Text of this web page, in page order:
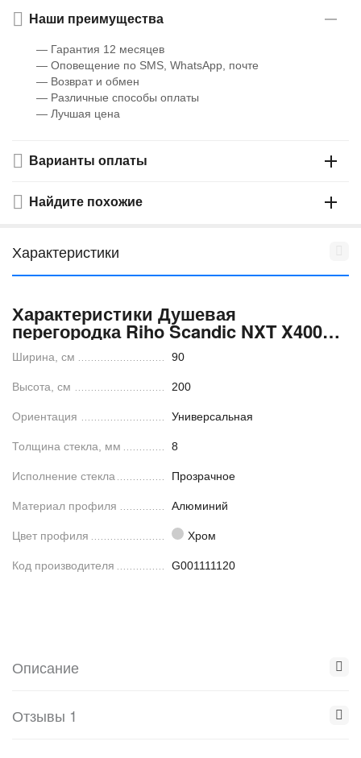
Наши преимущества
— Гарантия 12 месяцев
— Оповещение по SMS, WhatsApp, почте
— Возврат и обмен
— Различные способы оплаты
— Лучшая цена
Варианты оплаты
Найдите похожие
Характеристики
Характеристики Душевая
перегородка Riho Scandic NXT X400
90x200 хром
Ширина, см 90
Высота, см 200
Ориентация Универсальная
Толщина стекла, мм 8
Исполнение стекла Прозрачное
Материал профиля Алюминий
Цвет профиля Хром
Код производителя G001111120
Описание
Отзывы 1